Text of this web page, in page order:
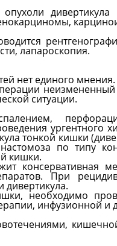
дивертикула
лапароскопия.
нет единого
неизмененный
ситуации.
ургентного
тонкой кишки
по типу
кишки.
консервативная
При
дивертикула.
необходимо
инфузионной и